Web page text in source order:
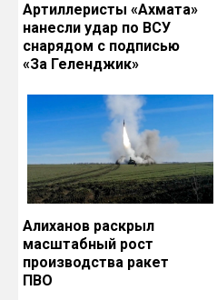
Артиллеристы «Ахмата»
нанесли удар по ВСУ
снарядом с подписью
«За Геленджик»
Алиханов раскрыл
масштабный рост
производства ракет
ПВО